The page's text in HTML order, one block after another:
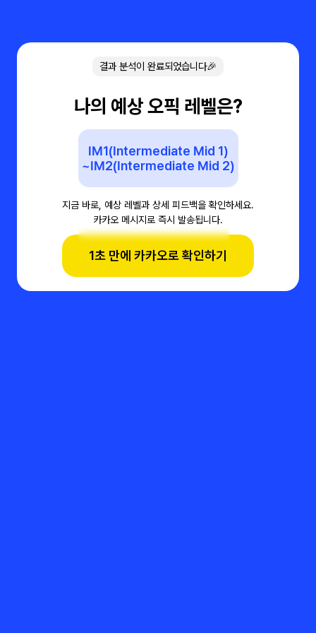
결과 분석이 완료되었습니다🎉
나의 예상 오픽 레벨은?
IM1(Intermediate Mid 1)
~IM2(Intermediate Mid 2)
지금 바로, 예상 레벨과 상세 피드백을 확인하세요.
카카오 메시지로 즉시 발송됩니다.
1초 만에 카카오로 확인하기